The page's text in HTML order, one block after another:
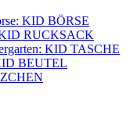
KID BÖRSE
RUCKSACK
KID TASCHE
BEUTEL